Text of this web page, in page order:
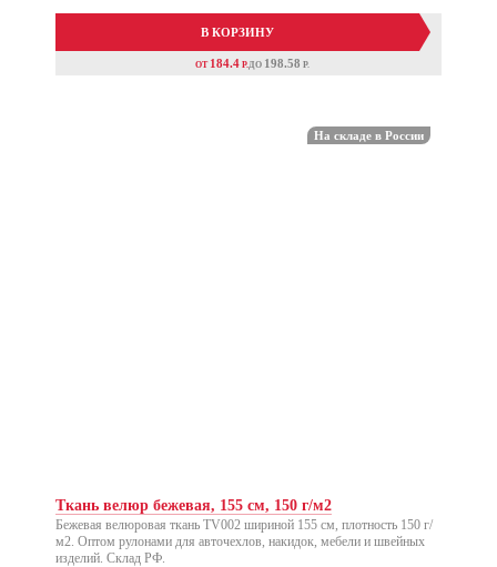
В КОРЗИНУ
ОТ 184.4 P.ДО 198.58 P.
Акция
На складе в России
Ткань велюр бежевая, 155 см, 150 г/м2
Бежевая велюровая ткань TV002 шириной 155 см, плотность 150 г/
м2. Оптом рулонами для авточехлов, накидок, мебели и швейных
изделий. Склад РФ.